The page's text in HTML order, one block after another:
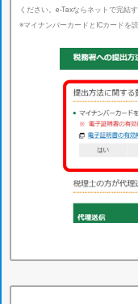
ください。e-Taxならネットで完結
※マイナンバーカードとICカードを